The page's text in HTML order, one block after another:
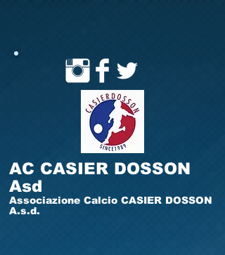
AC CASIER DOSSON
Asd
Associazione Calcio CASIER DOSSON
A.s.d.